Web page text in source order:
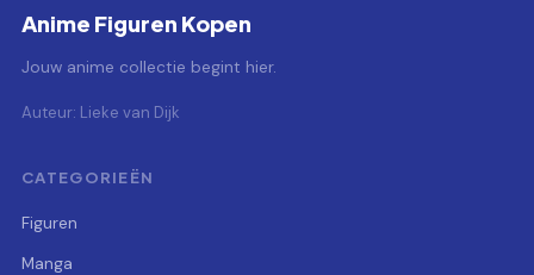
Anime Figuren Kopen
Jouw anime collectie begint hier.
Auteur: Lieke van Dijk
CATEGORIEËN
Figuren
Manga